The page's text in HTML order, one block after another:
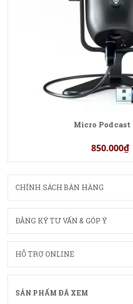
Micro Podcast
850.000₫
CHÍNH SÁCH BÁN HÀNG
ĐĂNG KÝ TƯ VẤN & GÓP Ý
HỖ TRỢ ONLINE
SẢN PHẨM ĐÃ XEM